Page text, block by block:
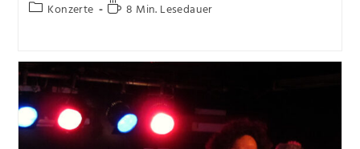
Konzerte 8 Min. Lesedauer